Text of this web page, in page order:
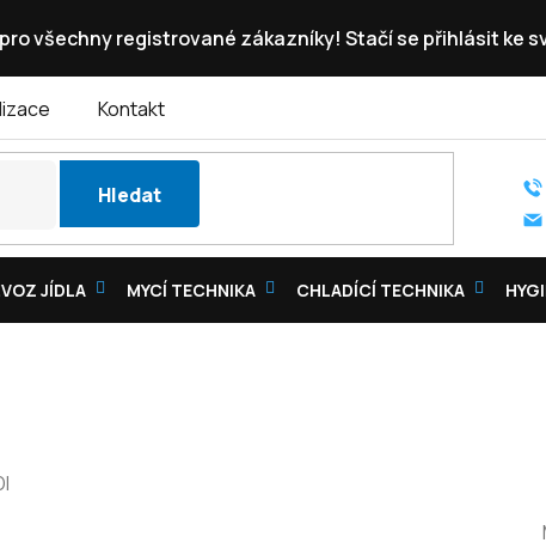
pro všechny registrované zákazníky! Stačí se přihlásit ke
Kontakt
Hledat
JÍDLA MYCÍ TECHNIKA CHLADÍCÍ TECHNIKA